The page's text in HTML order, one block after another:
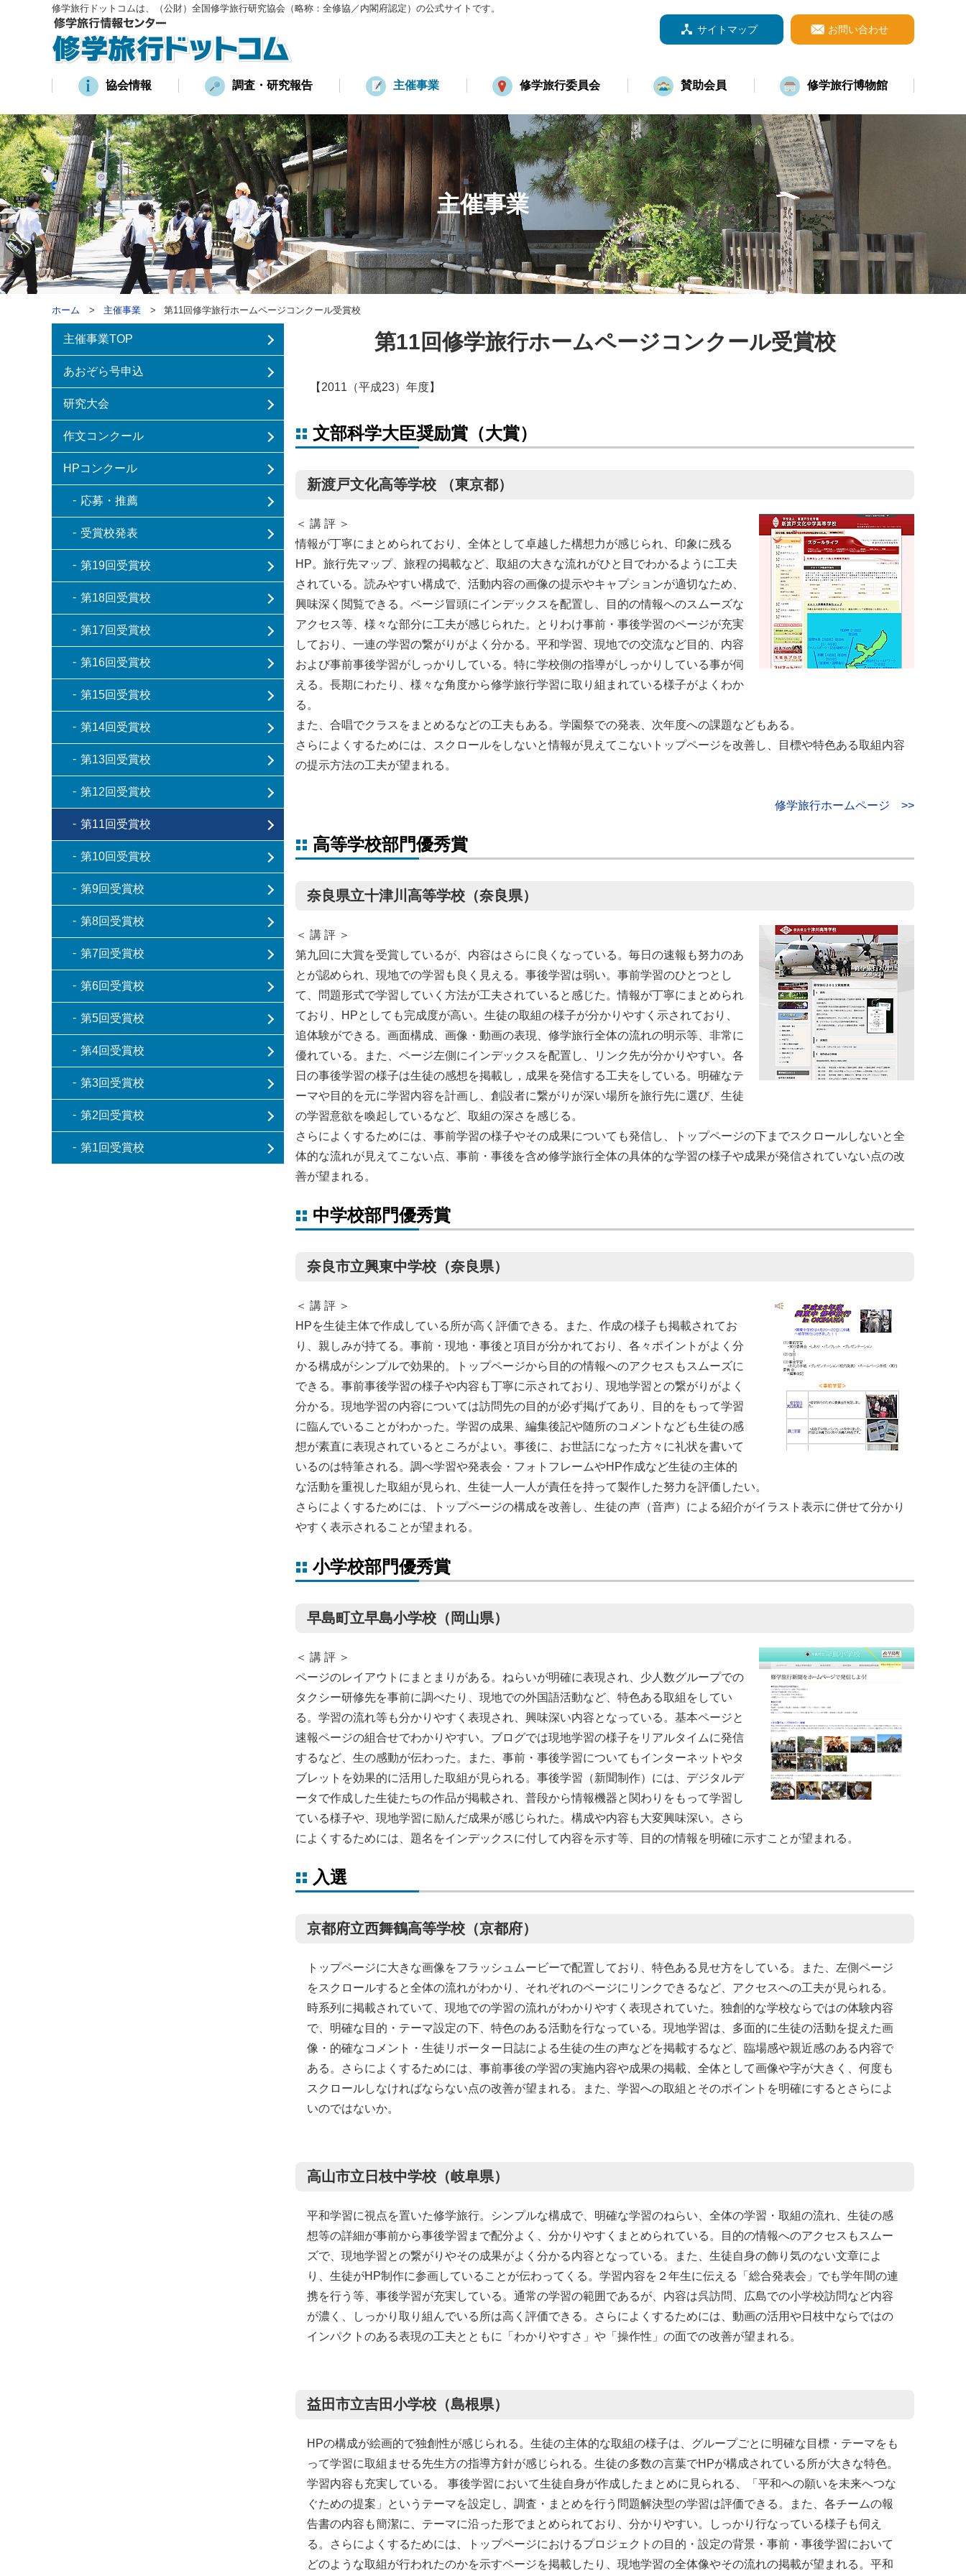
修学旅行ドットコムは、（公財）全国修学旅行研究協会（略称：全修協／内閣府認定）の公式サイトです。
協会情報 調査・研究報告 主催事業 修学旅行委員会 賛助会員 修学旅行博物館
サイトマップ お問い合わせ
主催事業
ホーム 主催事業 第11回修学旅行ホームページコンクール受賞校
第11回修学旅行ホームページコンクール受賞校
【2011（平成23）年度】
文部科学大臣奨励賞（大賞）
新渡戸文化高等学校 （東京都）
＜ 講 評 ＞
情報が丁寧にまとめられており、全体として卓越した構想力が感じられ、印象に残る
HP。旅行先マップ、旅程の掲載など、取組の大きな流れがひと目でわかるように工夫
されている。読みやすい構成で、活動内容の画像の提示やキャプションが適切なため、
興味深く閲覧できる。ページ冒頭にインデックスを配置し、目的の情報へのスムーズな
アクセス等、様々な部分に工夫が感じられた。とりわけ事前・事後学習のページが充実
しており、一連の学習の繋がりがよく分かる。平和学習、現地での交流など目的、内容
および事前事後学習がしっかりしている。特に学校側の指導がしっかりしている事が伺
える。長期にわたり、様々な角度から修学旅行学習に取り組まれている様子がよくわか
る。
また、合唱でクラスをまとめるなどの工夫もある。学園祭での発表、次年度への課題などもある。
さらによくするためには、スクロールをしないと情報が見えてこないトップページを改善し、目標や特色ある取組内容
の提示方法の工夫が望まれる。
修学旅行ホームページ >>
高等学校部門優秀賞
奈良県立十津川高等学校（奈良県）
＜ 講 評 ＞
第九回に大賞を受賞しているが、内容はさらに良くなっている。毎日の速報も努力のあ
とが認められ、現地での学習も良く見える。事後学習は弱い。事前学習のひとつとし
て、問題形式で学習していく方法が工夫されていると感じた。情報が丁寧にまとめられ
ており、HPとしても完成度が高い。生徒の取組の様子が分かりやすく示されており、
追体験ができる。画面構成、画像・動画の表現、修学旅行全体の流れの明示等、非常に
優れている。また、ページ左側にインデックスを配置し、リンク先が分かりやすい。各
日の事後学習の様子は生徒の感想を掲載し，成果を発信する工夫をしている。明確なテ
ーマや目的を元に学習内容を計画し、創設者に繋がりが深い場所を旅行先に選び、生徒
の学習意欲を喚起しているなど、取組の深さを感じる。
さらによくするためには、事前学習の様子やその成果についても発信し、トップページの下までスクロールしないと全
体的な流れが見えてこない点、事前・事後を含め修学旅行全体の具体的な学習の様子や成果が発信されていない点の改
善が望まれる。
中学校部門優秀賞
奈良市立興東中学校（奈良県）
＜ 講 評 ＞
HPを生徒主体で作成している所が高く評価できる。また、作成の様子も掲載されてお
り、親しみが持てる。事前・現地・事後と項目が分かれており、各々ポイントがよく分
かる構成がシンプルで効果的。トップページから目的の情報へのアクセスもスムーズに
できる。事前事後学習の様子や内容も丁寧に示されており、現地学習との繋がりがよく
分かる。現地学習の内容については訪問先の目的が必ず掲げてあり、目的をもって学習
に臨んでいることがわかった。学習の成果、編集後記や随所のコメントなども生徒の感
想が素直に表現されているところがよい。事後に、お世話になった方々に礼状を書いて
いるのは特筆される。調べ学習や発表会・フォトフレームやHP作成など生徒の主体的
な活動を重視した取組が見られ、生徒一人一人が責任を持って製作した努力を評価したい。
さらによくするためには、トップページの構成を改善し、生徒の声（音声）による紹介がイラスト表示に併せて分かり
やすく表示されることが望まれる。
小学校部門優秀賞
早島町立早島小学校（岡山県）
＜ 講 評 ＞
ページのレイアウトにまとまりがある。ねらいが明確に表現され、少人数グループでの
タクシー研修先を事前に調べたり、現地での外国語活動など、特色ある取組をしてい
る。学習の流れ等も分かりやすく表現され、興味深い内容となっている。基本ページと
速報ページの組合せでわかりやすい。ブログでは現地学習の様子をリアルタイムに発信
するなど、生の感動が伝わった。また、事前・事後学習についてもインターネットやタ
ブレットを効果的に活用した取組が見られる。事後学習（新聞制作）には、デジタルデ
ータで作成した生徒たちの作品が掲載され、普段から情報機器と関わりをもって学習し
ている様子や、現地学習に励んだ成果が感じられた。構成や内容も大変興味深い。さら
によくするためには、題名をインデックスに付して内容を示す等、目的の情報を明確に示すことが望まれる。
入選
京都府立西舞鶴高等学校（京都府）
トップページに大きな画像をフラッシュムービーで配置しており、特色ある見せ方をしている。また、左側ページ
をスクロールすると全体の流れがわかり、それぞれのページにリンクできるなど、アクセスへの工夫が見られる。
時系列に掲載されていて、現地での学習の流れがわかりやすく表現されていた。独創的な学校ならではの体験内容
で、明確な目的・テーマ設定の下、特色のある活動を行なっている。現地学習は、多面的に生徒の活動を捉えた画
像・的確なコメント・生徒リポーター日誌による生徒の生の声などを掲載するなど、臨場感や親近感のある内容で
ある。さらによくするためには、事前事後の学習の実施内容や成果の掲載、全体として画像や字が大きく、何度も
スクロールしなければならない点の改善が望まれる。また、学習への取組とそのポイントを明確にするとさらによ
いのではないか。
高山市立日枝中学校（岐阜県）
平和学習に視点を置いた修学旅行。シンプルな構成で、明確な学習のねらい、全体の学習・取組の流れ、生徒の感
想等の詳細が事前から事後学習まで配分よく、分かりやすくまとめられている。目的の情報へのアクセスもスムー
ズで、現地学習との繋がりやその成果がよく分かる内容となっている。また、生徒自身の飾り気のない文章によ
り、生徒がHP制作に参画していることが伝わってくる。学習内容を２年生に伝える「総合発表会」でも学年間の連
携を行う等、事後学習が充実している。通常の学習の範囲であるが、内容は呉訪問、広島での小学校訪問など内容
が濃く、しっかり取り組んでいる所は高く評価できる。さらによくするためには、動画の活用や日枝中ならではの
インパクトのある表現の工夫とともに「わかりやすさ」や「操作性」の面での改善が望まれる。
益田市立吉田小学校（島根県）
HPの構成が絵画的で独創性が感じられる。生徒の主体的な取組の様子は、グループごとに明確な目標・テーマをも
って学習に取組ませる先生方の指導方針が感じられる。生徒の多数の言葉でHPが構成されている所が大きな特色。
学習内容も充実している。 事後学習において生徒自身が作成したまとめに見られる、「平和への願いを未来へつな
ぐための提案」というテーマを設定し、調査・まとめを行う問題解決型の学習は評価できる。また、各チームの報
告書の内容も簡潔に、テーマに沿った形でまとめられており、分かりやすい。しっかり行なっている様子も伺え
る。さらによくするためには、トップページにおけるプロジェクトの目的・設定の背景・事前・事後学習において
どのような取組が行われたのかを示すページを掲載したり、現地学習の全体像やその流れの掲載が望まれる。平和
主催事業TOP
あおぞら号申込
研究大会
作文コンクール
HPコンクール
応募・推薦
受賞校発表
第19回受賞校
第18回受賞校
第17回受賞校
第16回受賞校
第15回受賞校
第14回受賞校
第13回受賞校
第12回受賞校
第11回受賞校
第10回受賞校
第9回受賞校
第8回受賞校
第7回受賞校
第6回受賞校
第5回受賞校
第4回受賞校
第3回受賞校
第2回受賞校
第1回受賞校